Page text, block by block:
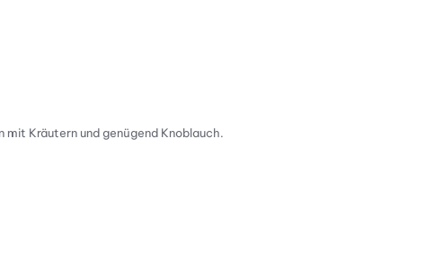
mit Kräutern und genügend Knoblauch.